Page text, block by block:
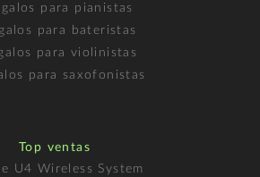
para pianistas
para bateristas
para violinistas
para saxofonistas
Top ventas
U4 Wireless System